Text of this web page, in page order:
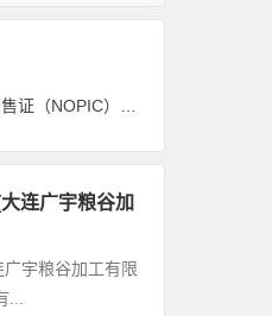
连广宇粮谷加
宇粮谷加工有限